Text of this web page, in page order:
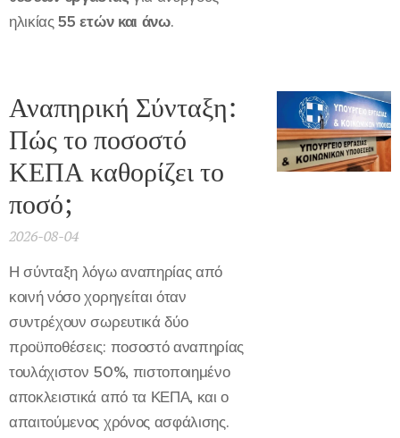
ηλικίας55 ετών και άνω.
Αναπηρική Σύνταξη:
Πώς το ποσοστό
ΚΕΠΑ καθορίζει το
ποσό;
2026-08-04
Η σύνταξη λόγω αναπηρίας από
κοινή νόσο χορηγείται όταν
συντρέχουν σωρευτικά δύο
προϋποθέσεις: ποσοστό αναπηρίας
τουλάχιστον 50%, πιστοποιημένο
αποκλειστικά από τα ΚΕΠΑ, και ο
απαιτούμενος χρόνος ασφάλισης.